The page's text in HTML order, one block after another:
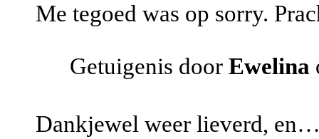
Me tegoed was op sorry.
Getuigenis door Ewelina
Dankjewel weer lieverd,